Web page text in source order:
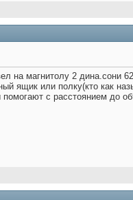
на магнитолу 2 дина.сони
ящик или полку(кто как
с расстоянием до